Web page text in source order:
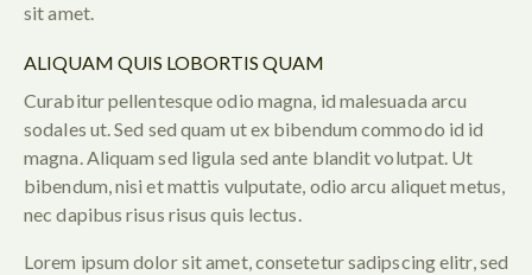
sit amet.
ALIQUAM QUIS LOBORTIS QUAM
Curabitur pellentesque odio magna, id malesuada arcu
sodales ut. Sed sed quam ut ex bibendum commodo id id
magna. Aliquam sed ligula sed ante blandit volutpat. Ut
bibendum, nisi et mattis vulputate, odio arcu aliquet metus,
nec dapibus risus risus quis lectus.
Lorem ipsum dolor sit amet, consetetur sadipscing elitr, sed